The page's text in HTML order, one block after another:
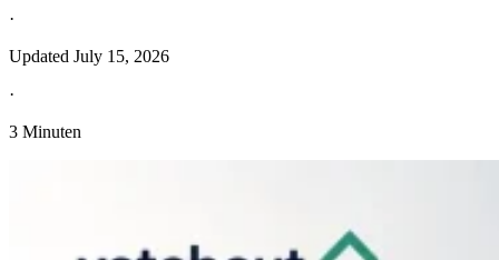
·
Updated July 15, 2026
·
3 Minuten